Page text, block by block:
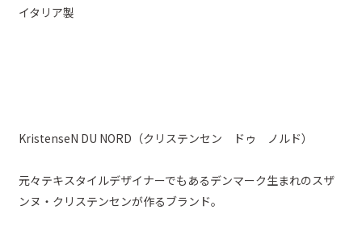
イタリア製
KristenseN DU NORD（クリステンセン ドゥ ノルド）
元々テキスタイルデザイナーでもあるデンマーク生まれのスザ
ンヌ・クリステンセンが作るブランド。